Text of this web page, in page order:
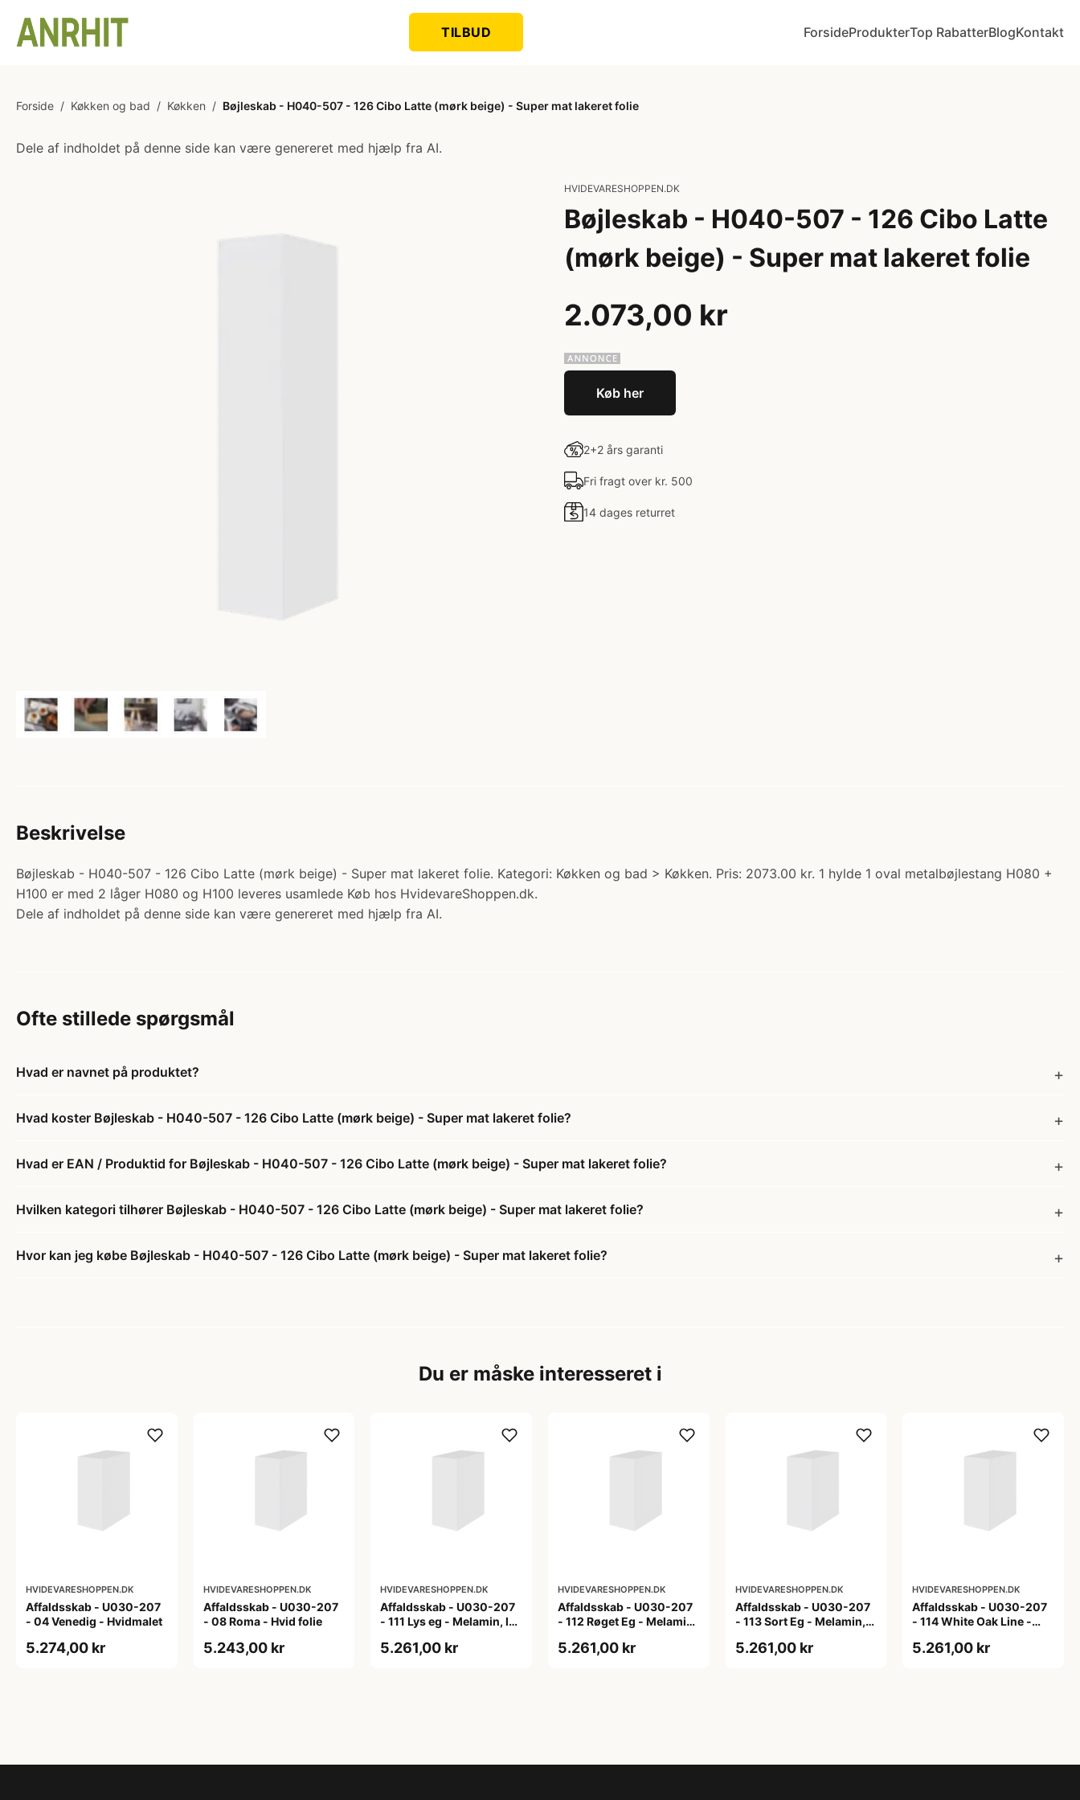
TILBUD ForsideProdukterTop RabatterBlogKontakt
Forside / Køkken og bad / Køkken / Bøjleskab - H040-507 - 126 Cibo Latte (mørk beige) - Super mat lakeret folie
Dele af indholdet på denne side kan være genereret med hjælp fra AI.
HVIDEVARESHOPPEN.DK
Bøjleskab - H040-507 - 126 Cibo Latte
(mørk beige) - Super mat lakeret folie
2.073,00 kr
Køb her
2+2 års garanti
Fri fragt over kr. 500
14 dages returret
Beskrivelse
Bøjleskab - H040-507 - 126 Cibo Latte (mørk beige) - Super mat lakeret folie. Kategori: Køkken og bad > Køkken. Pris: 2073.00 kr. 1 hylde 1 oval metalbøjlestang H080 +
H100 er med 2 låger H080 og H100 leveres usamlede Køb hos HvidevareShoppen.dk.
Dele af indholdet på denne side kan være genereret med hjælp fra AI.
Ofte stillede spørgsmål
Hvad er navnet på produktet?
Hvad koster Bøjleskab - H040-507 - 126 Cibo Latte (mørk beige) - Super mat lakeret folie?
Hvad er EAN / Produktid for Bøjleskab - H040-507 - 126 Cibo Latte (mørk beige) - Super mat lakeret folie?
Hvilken kategori tilhører Bøjleskab - H040-507 - 126 Cibo Latte (mørk beige) - Super mat lakeret folie?
Hvor kan jeg købe Bøjleskab - H040-507 - 126 Cibo Latte (mørk beige) - Super mat lakeret folie?
Du er måske interesseret i
HVIDEVARESHOPPEN.DK
Affaldsskab - U030-207
- 04 Venedig - Hvidmalet
5.274,00 kr
HVIDEVARESHOPPEN.DK
Affaldsskab - U030-207
- 08 Roma - Hvid folie
5.243,00 kr
HVIDEVARESHOPPEN.DK
Affaldsskab - U030-207
- 111 Lys eg - Melamin, lys
5.261,00 kr
HVIDEVARESHOPPEN.DK
Affaldsskab - U030-207
- 112 Røget Eg - Melamin,
5.261,00 kr
HVIDEVARESHOPPEN.DK
Affaldsskab - U030-207
- 113 Sort Eg - Melamin,
5.261,00 kr
HVIDEVARESHOPPEN.DK
Affaldsskab - U030-207
- 114 White Oak Line -
5.261,00 kr